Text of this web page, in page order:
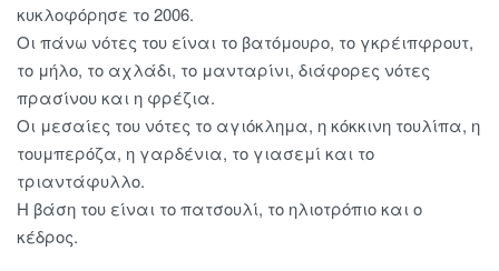
κυκλοφόρησε το 2006.
Οι πάνω νότες του είναι το βατόμουρο, το γκρέιπφρουτ,
το μήλο, το αχλάδι, το μανταρίνι, διάφορες νότες
πρασίνου και η φρέζια.
Οι μεσαίες του νότες το αγιόκλημα, η κόκκινη τουλίπα, η
τουμπερόζα, η γαρδένια, το γιασεμί και το
τριαντάφυλλο.
Η βάση του είναι το πατσουλί, το ηλιοτρόπιο και ο
κέδρος.